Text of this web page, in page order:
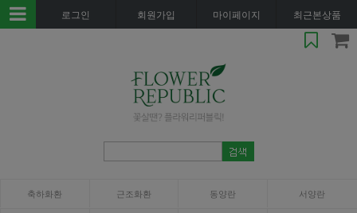
로그인 회원가입 마이페이지 최근본상품
축하화환 근조화환 동양란 서양란